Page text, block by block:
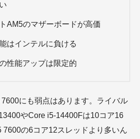
AM5のマザーボードが高価
はインテルに負ける
性能アップは限定的
にも弱点はあります。ライバル
やCore i5-14400Fは10コア16
7600の6コア12スレッドより多いん